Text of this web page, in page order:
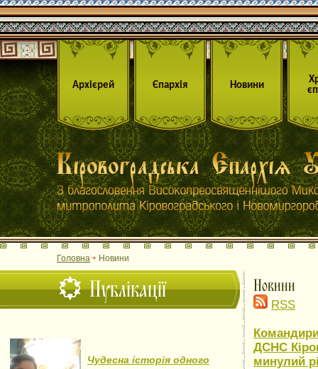
Архієрей Єпархія Новини
Головна Новини
Публікації
Чудесна історія одного
Новини
RSS
Командири
ДСНС
минулий